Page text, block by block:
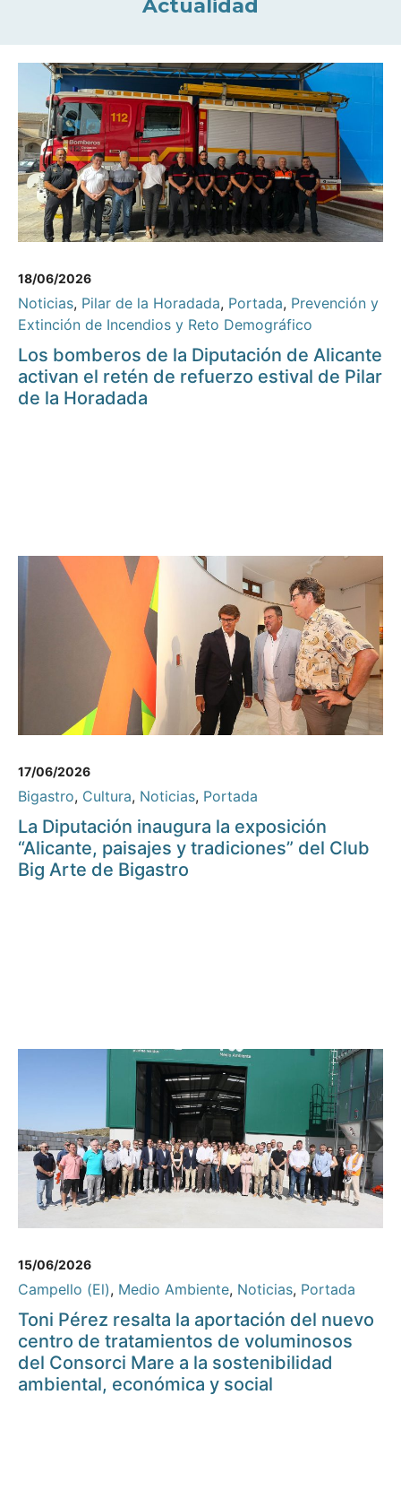
Actualidad
18/06/2026
Noticias, Pilar de la Horadada, Portada, Prevención y
Extinción de Incendios y Reto Demográfico
Los bomberos de la Diputación de Alicante
activan el retén de refuerzo estival de Pilar
de la Horadada
17/06/2026
Bigastro, Cultura, Noticias, Portada
La Diputación inaugura la exposición
“Alicante, paisajes y tradiciones” del Club
Big Arte de Bigastro
15/06/2026
Campello (El), Medio Ambiente, Noticias, Portada
Toni Pérez resalta la aportación del nuevo
centro de tratamientos de voluminosos
del Consorci Mare a la sostenibilidad
ambiental, económica y social